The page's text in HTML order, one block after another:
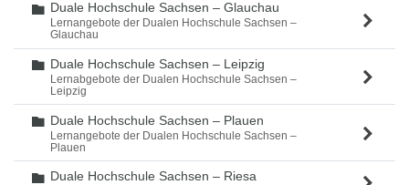
Ordner
Duale Hochschule Sachsen – Glauchau
Lernangebote der Dualen Hochschule Sachsen –
Glauchau
Ordner
Duale Hochschule Sachsen – Leipzig
Lernabgebote der Dualen Hochschule Sachsen –
Leipzig
Ordner
Duale Hochschule Sachsen – Plauen
Lernangebote der Dualen Hochschule Sachsen –
Plauen
Ordner
Duale Hochschule Sachsen – Riesa